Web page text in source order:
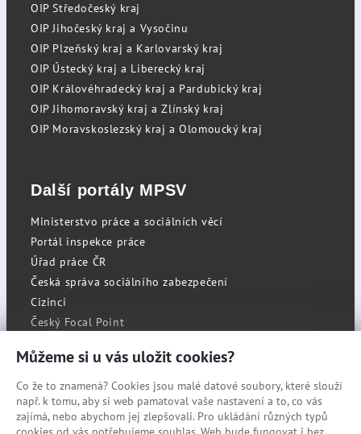
OIP Středočeský kraj
OIP Jihočeský kraj a Vysočinu
OIP Plzeňský kraj a Karlovarský kraj
OIP Ústecký kraj a Liberecký kraj
OIP Královéhradecký kraj a Pardubický kraj
OIP Jihomoravský kraj a Zlínský kraj
OIP Moravskoslezský kraj a Olomoucký kraj
Další portály MPSV
Ministerstvo práce a sociálních věcí
Portál inspekce práce
Úřad práce ČR
Česká správa sociálního zabezpečení
Cizinci
Český Focal Point
RSS
Cookies
Můžeme si u vás uložit cookies?
Co že to znamená? Cookies jsou malé datové soubory, které slouží
např. k tomu, aby si web pamatoval vaše nastavení a to, co vás
zajímá, nebo abychom jej zlepšovali. Pro ukládání různých typů